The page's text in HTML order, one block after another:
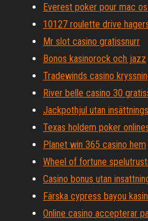
Everest poker pour mac
10127 roulette drive
Mr slot casino gratissnurr
Bonos kasinorock och jazz
Tradewinds casino
River belle casino 30
Jackpothjul utan
Texas holdem poker
Planet win 365 casino hem
Wheel of fortune
Casino bonus utan
Färska cypress bayou
Online casino accepterar